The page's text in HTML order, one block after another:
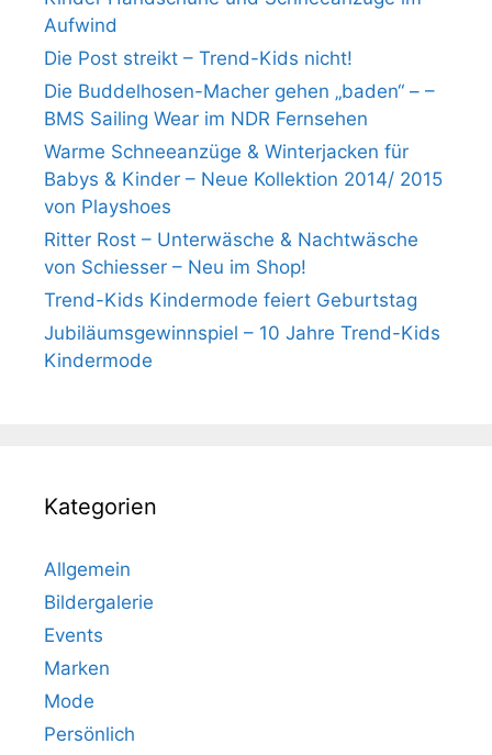
Aufwind
Die Post streikt – Trend-Kids nicht!
Die Buddelhosen-Macher gehen „baden“ – –
BMS Sailing Wear im NDR Fernsehen
Warme Schneeanzüge & Winterjacken für
Babys & Kinder – Neue Kollektion 2014/ 2015
von Playshoes
Ritter Rost – Unterwäsche & Nachtwäsche
von Schiesser – Neu im Shop!
Trend-Kids Kindermode feiert Geburtstag
Jubiläumsgewinnspiel – 10 Jahre Trend-Kids
Kindermode
Kategorien
Allgemein
Bildergalerie
Events
Marken
Mode
Persönlich